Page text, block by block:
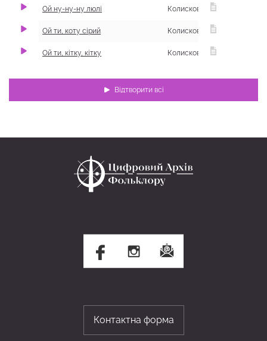
Ой ну-ну-ну люлі Колискові
Ой ти, коту сірий Колискові
Ой ти, кітку, кітку Колискові
Відтворити всі
Контактна форма